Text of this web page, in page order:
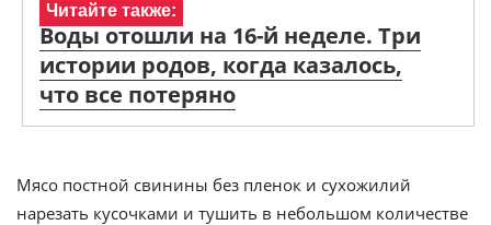
Читайте также:
Воды отошли на 16-й неделе. Три
истории родов, когда казалось,
что все потеряно
Мясо постной свинины без пленок и сухожилий
нарезать кусочками и тушить в небольшом количестве